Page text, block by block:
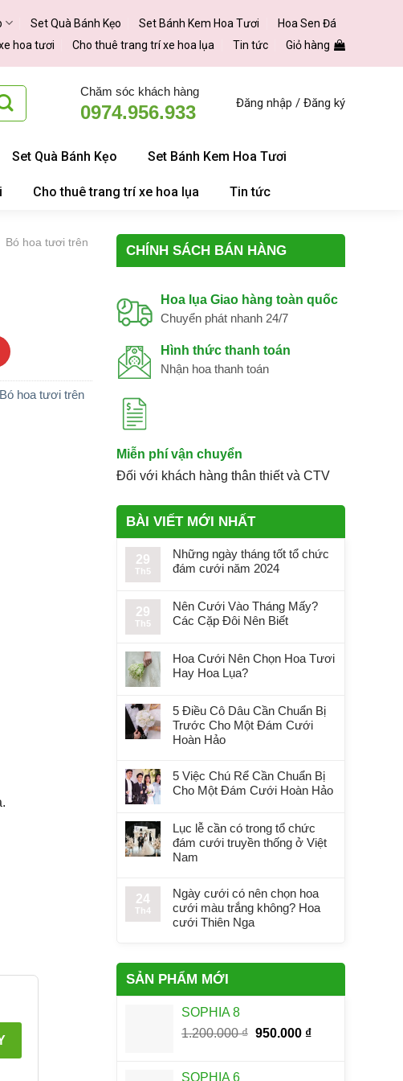
Set Quà Bánh Kẹo Set Bánh Kem Hoa Tươi
Hoa Sen Đá
hoa tươi Cho thuê trang trí xe hoa lụa Tin tức Giỏ hàng
Chăm sóc khách hàng
0974.956.933 Đăng nhập / Đăng ký
Set Quà Bánh Kẹo Set Bánh Kem Hoa Tươi
Cho thuê trang trí xe hoa lụa Tin tức
CHÍNH SÁCH BÁN HÀNG
Hoa lụa Giao hàng toàn quốc
Chuyển phát nhanh 24/7
Hình thức thanh toán
Nhận hoa thanh toán
Miễn phí vận chuyển
Đối với khách hàng thân thiết và CTV
BÀI VIẾT MỚI NHẤT
29
Th5
Những ngày tháng tốt tổ chức
đám cưới năm 2024
29
Th5
Nên Cưới Vào Tháng Mấy?
Các Cặp Đôi Nên Biết
Hoa Cưới Nên Chọn Hoa Tươi
Hay Hoa Lụa?
5 Điều Cô Dâu Cần Chuẩn Bị
Trước Cho Một Đám Cưới
Hoàn Hảo
5 Việc Chú Rể Cần Chuẩn Bị
Cho Một Đám Cưới Hoàn Hảo
Lục lễ cần có trong tổ chức
đám cưới truyền thống ở Việt
Nam
24
Th4
Ngày cưới có nên chọn hoa
cưới màu trắng không? Hoa
cưới Thiên Nga
SẢN PHẨM MỚI
SOPHIA 8
1.200.000₫ Giá
950.000 ₫Giá
SOPHIA 6
Bó hoa tươi trên
₫.
Bó hoa tươi trên